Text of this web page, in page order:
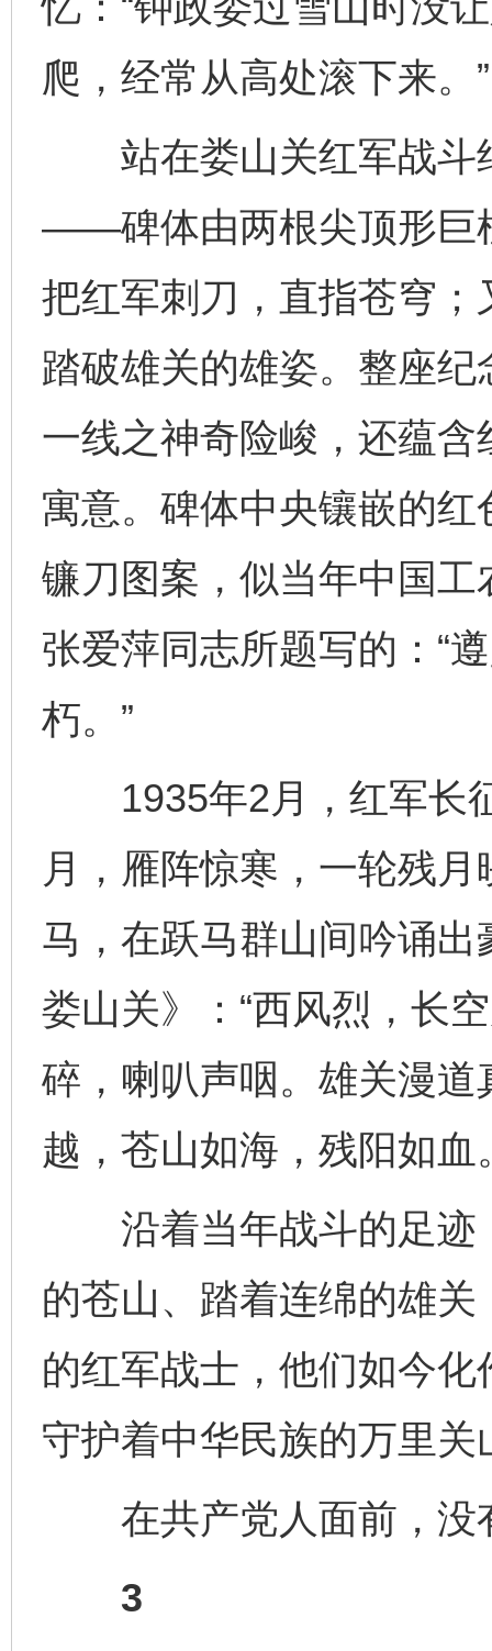
爬，经常从高处滚下来。”
站在娄山关红军战斗
——碑体由两根尖顶形巨
把红军刺刀，直指苍穹
踏破雄关的雄姿。整座
一线之神奇险峻，还蕴含
寓意。碑体中央镶嵌的
镰刀图案，似当年中国
张爱萍同志所题写的：“
朽。”
1935年2月，红军长
月，雁阵惊寒，一轮残
马，在跃马群山间吟诵出
娄山关》：“西风烈，长
碎，喇叭声咽。雄关漫
越，苍山如海，残阳如血
沿着当年战斗的足迹
的苍山、踏着连绵的雄
的红军战士，他们如今
守护着中华民族的万里关
在共产党人面前，没
3